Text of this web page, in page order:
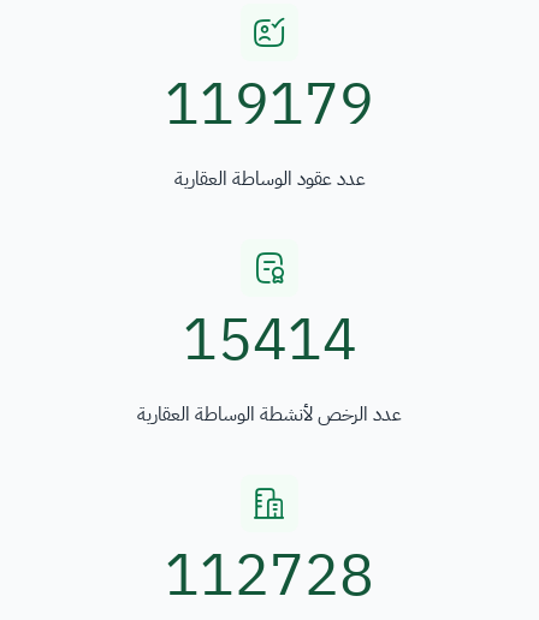
119179
عدد عقود الوساطة العقارية
15414
عدد الرخص لأنشطة الوساطة العقارية
112728